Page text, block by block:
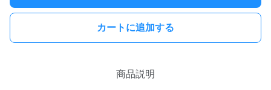
カートに追加する
商品説明